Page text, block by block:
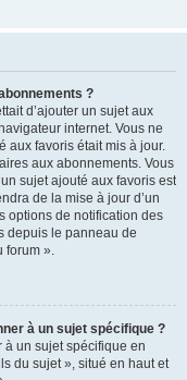
?
d’ajouter un sujet aux
internet. Vous ne
aux favoris était mis à jour.
aux abonnements. Vous
sujet ajouté aux favoris est
de la mise à jour d’un
options de notification des
depuis le panneau de
forum ».
à un sujet spécifique ?
un sujet spécifique en
du sujet », situé en haut et